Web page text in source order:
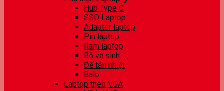
Hub Type C
SSD Laptop
Adapter laptop
Pin laptop
Ram laptop
Bộ vệ sinh
Đế tản nhiệt
Balo
Laptop theo VGA